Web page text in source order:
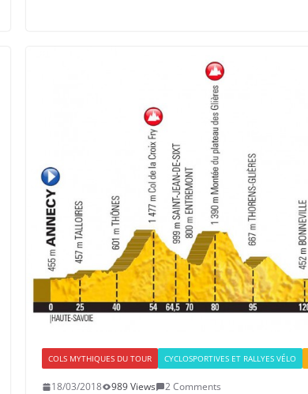
COLS MYTHIQUES DU TOUR CYCLOSPORTIVES ET RALLYES VÉLO
18/03/2018 989 Views
2 Comments